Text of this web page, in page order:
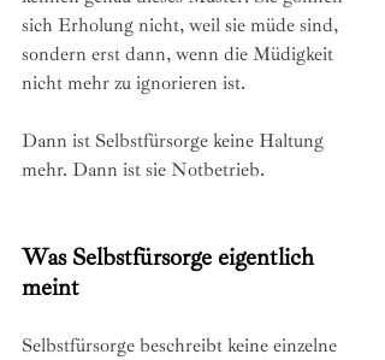
sich Erholung nicht, weil sie müde sind,
sondern erst dann, wenn die Müdigkeit
nicht mehr zu ignorieren ist.
Dann ist Selbstfürsorge keine Haltung
mehr. Dann ist sie Notbetrieb.
Was Selbstfürsorge eigentlich
meint
Selbstfürsorge beschreibt keine einzelne